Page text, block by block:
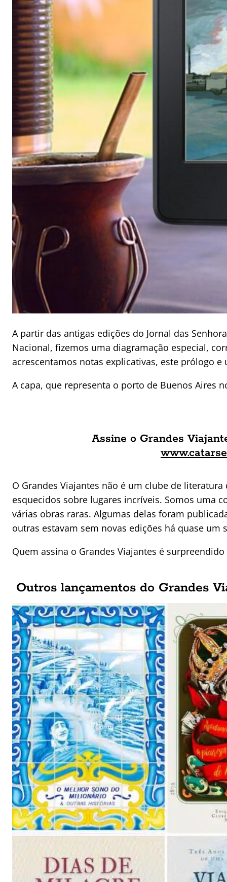
A partir das antigas edições do Jornal das
Nacional, fizemos uma diagramação especial,
acrescentamos notas explicativas, este prólogo
A capa, que representa o porto de Buenos Aires
Assine o Grandes
O Grandes Viajantes não é um clube de
esquecidos sobre lugares incríveis. Somos uma
várias obras raras. Algumas delas foram
outras estavam sem novas edições há quase um
Quem assina o Grandes Viajantes é
Outros lançamentos do Grandes